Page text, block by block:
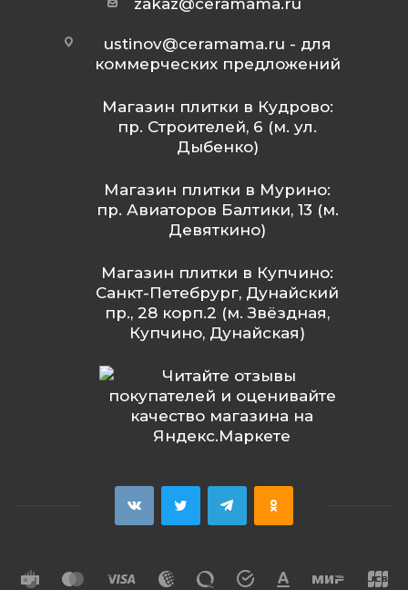
zakaz@ceramama.ru
ustinov@ceramama.ru - для
коммерческих предложений
Магазин плитки в Кудрово:
пр. Строителей, 6 (м. ул.
Дыбенко)
Магазин плитки в Мурино:
пр. Авиаторов Балтики, 13 (м.
Девяткино)
Магазин плитки в Купчино:
Санкт-Петебрург, Дунайский
пр., 28 корп.2 (м. Звёздная,
Купчино, Дунайская)